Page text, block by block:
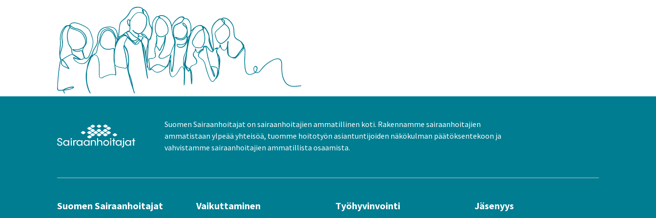
Suomen Sairaanhoitajat on sairaanhoitajien ammatillinen koti. Rakennamme sairaanhoitajien
ammatistaan ylpeää yhteisöä, tuomme hoitotyön asiantuntijoiden näkökulman päätöksentekoon ja
vahvistamme sairaanhoitajien ammatillista osaamista.
Suomen Sairaanhoitajat Vaikuttaminen Työhyvinvointi Jäsenyys